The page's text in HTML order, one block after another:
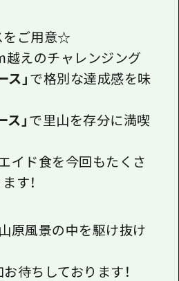
をご用意☆
越えのチャレンジング
」で格別な達成感を味
」で里山を存分に満喫
イド食を今回もたくさ
す！
原風景の中を駆け抜け
待ちしております！